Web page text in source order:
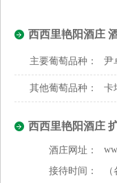
西西里艳阳酒庄
主要葡萄品种： 尹
其他葡萄品种： 卡
西西里艳阳酒庄
酒庄网址：
接待时间：